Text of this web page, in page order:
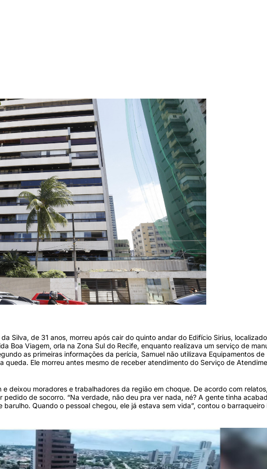
Silva, de 31 anos, morreu após cair do quinto andar do Edifício Sirius,
Boa Viagem, orla na Zona Sul do Recife, enquanto realizava um serviço de
as primeiras informações da perícia, Samuel não utilizava Equipamentos de
queda. Ele morreu antes mesmo de receber atendimento do Serviço de
deixou moradores e trabalhadores da região em choque. De acordo com
de socorro. “Na verdade, não deu pra ver nada, né? A gente tinha
barulho. Quando o pessoal chegou, ele já estava sem vida”, contou o barraqueiro